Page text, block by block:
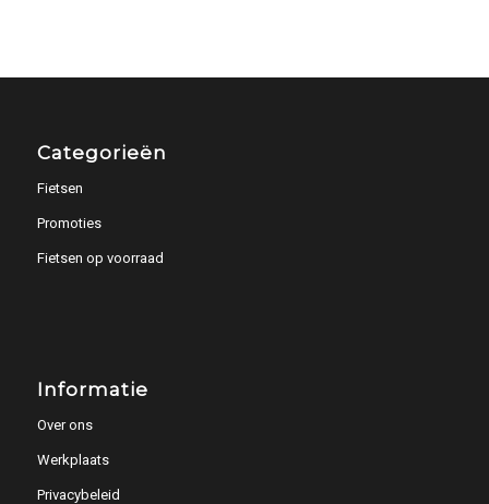
Categorieën
Fietsen
Promoties
Fietsen op voorraad
Informatie
Over ons
Werkplaats
Privacybeleid